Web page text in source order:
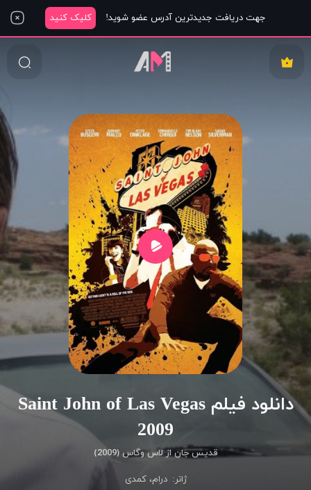
جهت دریافت جدیدترین آدرس عضو شوید! کلیک کنید
دانلود فیلم Saint John of Las Vegas
2009
قدیس جان از لاس وگاس (2009)
ژانر: درام،کمدی